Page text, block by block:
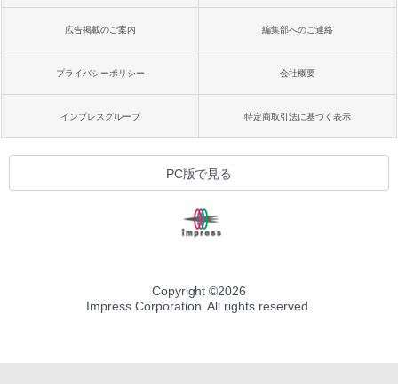
広告掲載のご案内 編集部へのご連絡
プライバシーポリシー 会社概要
インプレスグループ 特定商取引法に基づく表示
PC版で見る
Copyright ©2026
Impress Corporation. All rights reserved.